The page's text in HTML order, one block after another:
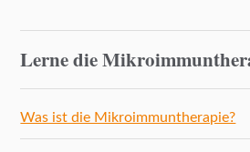
Lerne die
Was ist die Mikroimmuntherapie?